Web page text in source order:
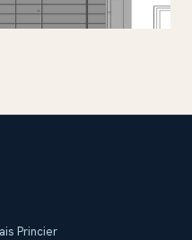
Princier